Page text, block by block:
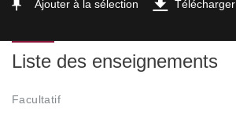
Ajouter à la sélection Télécharger
Liste des enseignements
Facultatif